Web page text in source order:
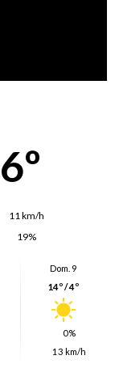
6º
11 km/h
19%
Dom. 9
14º / 4º
0%
13 km/h